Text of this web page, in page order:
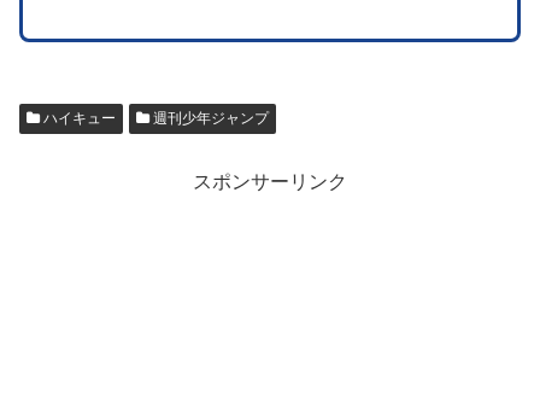
ハイキュー 週刊少年ジャンプ
スポンサーリンク